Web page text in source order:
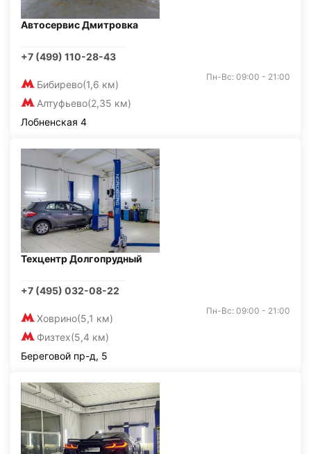
Автосервис Дмитровка
+7 (499) 110-28-43
Бибирево(1,6 км)
Алтуфьево(2,35 км)
Пн-Вс: 09:00 - 21:00
Лобненская 4
Техцентр Долгопрудный
+7 (495) 032-08-22
Ховрино(5,1 км)
Физтех(5,4 км)
Пн-Вс: 09:00 - 21:00
Береговой пр-д, 5